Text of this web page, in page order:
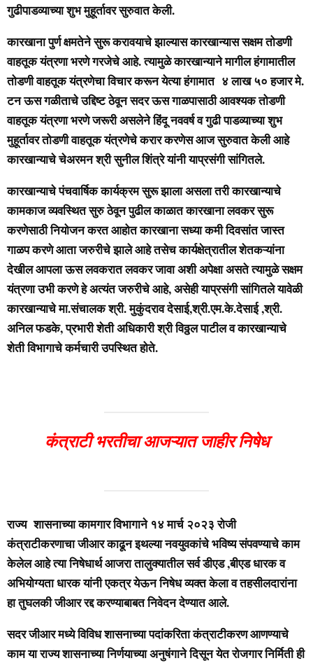
गुढीपाडव्याच्या शुभ मुहूर्तावर सुरुवात केली.
कारखाना पुर्ण क्षमतेने सुरू करावयाचे झाल्यास कारखान्यास सक्षम तोडणी
वाहतूक यंत्रणा भरणे गरजेचे आहे. त्यामुळे कारखान्याने मागील हंगामातील
तोडणी वाहतूक यंत्रणेचा विचार करून येत्या हंगामात ४ लाख ५० हजार मे.
टन ऊस गळीताचे उद्दिष्ट ठेवून सदर ऊस गाळपासाठी आवश्यक तोडणी
वाहतूक यंत्रणा भरणे जरूरी असलेने हिंदू नववर्ष व गुढी पाडव्याच्या शुभ
मुहूर्तावर तोडणी वाहतूक यंत्रणेचे करार करणेस आज सुरुवात केली आहे
कारखान्याचे चेअरमन श्री सुनील शिंत्रे यांनी याप्रसंगी सांगितले.
कारखान्याचे पंचवार्षिक कार्यक्रम सुरू झाला असला तरी कारखान्याचे
कामकाज व्यवस्थित सुरु ठेवून पुढील काळात कारखाना लवकर सुरू
करणेसाठी नियोजन करत आहोत कारखाना सध्या कमी दिवसांत जास्त
गाळप करणे आता जरुरीचे झाले आहे तसेच कार्यक्षेत्रातील शेतकऱ्यांना
देखील आपला ऊस लवकरात लवकर जावा अशी अपेक्षा असते त्यामुळे सक्षम
यंत्रणा उभी करणे हे अत्यंत जरुरीचे आहे, असेही याप्रसंगी सांगितले यावेळी
कारखान्याचे मा.संचालक श्री. मुकुंदराव देसाई,श्री.एम.के.देसाई ,श्री.
अनिल फडके, प्रभारी शेती अधिकारी श्री विठ्ठल पाटील व कारखान्याचे
शेती विभागाचे कर्मचारी उपस्थित होते.
कंत्राटी भरतीचा आजऱ्यात जाहीर निषेध
राज्य शासनाच्या कामगार विभागाने १४ मार्च २०२३ रोजी
कंत्राटीकरणाचा जीआर काढून इथल्या नवयुवकांचे भविष्य संपवण्याचे काम
केलेल आहे त्या निषेधार्थ आजरा तालुक्यातील सर्व डीएड ,बीएड धारक व
अभियोग्यता धारक यांनी एकत्र येऊन निषेध व्यक्त केला व तहसीलदारांना
हा तुघलकी जीआर रद्द करण्याबाबत निवेदन देण्यात आले.
सदर जीआर मध्ये विविध शासनाच्या पदांकरिता कंत्राटीकरण आणण्याचे
काम या राज्य शासनाच्या निर्णयाच्या अनुषंगाने दिसून येत रोजगार निर्मिती ही